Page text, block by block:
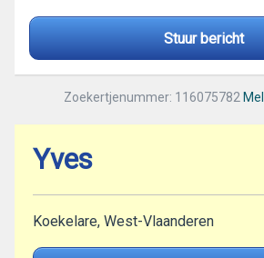
Stuur bericht
Zoekertjenummer: 116075782
Yves
Koekelare, West-Vlaanderen